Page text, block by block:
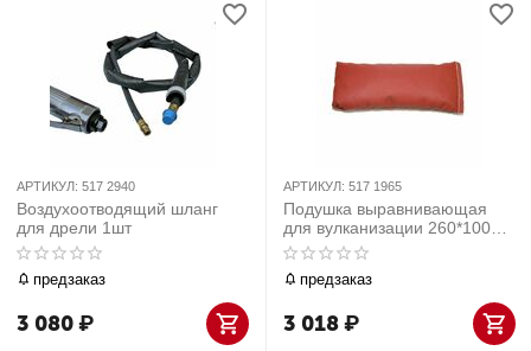
АРТИКУЛ: 517 2940
Воздухоотводящий шланг
для дрели 1шт
предзаказ
3 080₽
АРТИКУЛ: 517 1965
Подушка выравнивающая
для вулканизации 260*100мм
1шт
предзаказ
3 018₽